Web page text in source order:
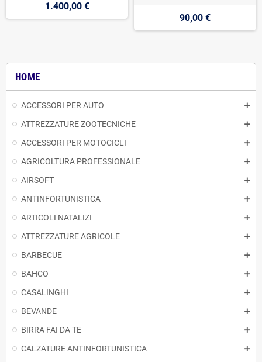
HOME
ACCESSORI PER AUTO
ATTREZZATURE ZOOTECNICHE
ACCESSORI PER MOTOCICLI
AGRICOLTURA PROFESSIONALE
AIRSOFT
ANTINFORTUNISTICA
ARTICOLI NATALIZI
ATTREZZATURE AGRICOLE
BARBECUE
BAHCO
CASALINGHI
BEVANDE
BIRRA FAI DA TE
CALZATURE ANTINFORTUNISTICA
1.400,00 €
90,00 €